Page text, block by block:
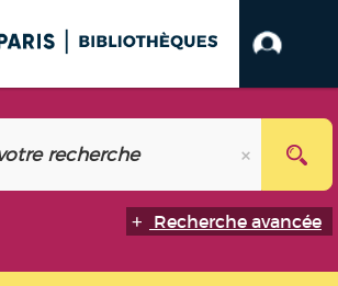
Recherche avancée